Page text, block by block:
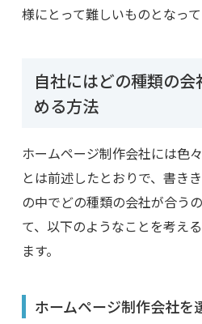
様にとって難しいものとなって
自社にはどの種類の
める方法
ホームページ制作会社には色
とは前述したとおりで、書き
の中でどの種類の会社が合う
て、以下のようなことを考え
ます。
ホームページ制作会社を